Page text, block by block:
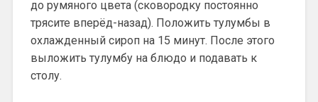
до румяного цвета (сковородку постоянно
трясите вперёд-назад). Положить тулумбы в
охлажденный сироп на 15 минут. После этого
выложить тулумбу на блюдо и подавать к
столу.